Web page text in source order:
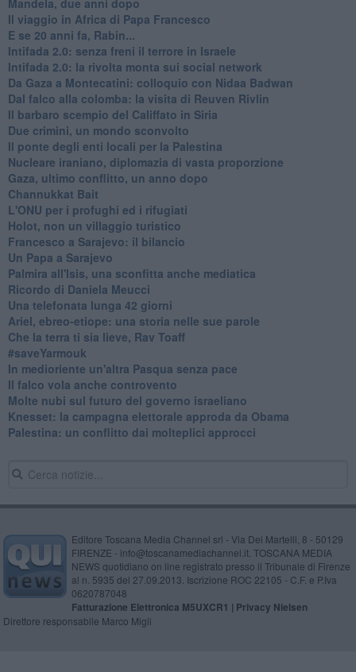
Il viaggio in Africa di Papa Francesco
E se 20 anni fa, Rabin...
Intifada 2.0: senza freni il terrore in Israele
Intifada 2.0: la rivolta monta sui social network
Da Gaza a Montecatini: colloquio con Nidaa Badwan
Dal falco alla colomba: la visita di Reuven Rivlin
Il barbaro scempio del Califfato in Siria
Due crimini, un mondo sconvolto
Il ponte degli enti locali per la Palestina
Nucleare iraniano, diplomazia di vasta proporzione
Gaza, ultimo conflitto, un anno dopo
Channukkat Bait
L'ONU per i profughi ed i rifugiati
Holot, non un villaggio turistico
Francesco a Sarajevo: il bilancio
Un Papa a Sarajevo
Palmira all'Isis, una sconfitta anche mediatica
Ricordo di Daniela Meucci
​Una telefonata lunga 42 giorni
​Ariel, ebreo-etiope: una storia nelle sue parole
Che la terra ti sia lieve, Rav Toaff
​#saveYarmouk
​In medioriente un'altra Pasqua senza pace
​Il falco vola anche controvento
Molte nubi sul futuro del governo israeliano
Knesset: la campagna elettorale approda da Obama
Palestina: un conflitto dai molteplici approcci
Editore Toscana Media Channel srl - Via Dei Martelli, 8 - 50129
FIRENZE - info@toscanamediachannel.it. TOSCANA MEDIA
NEWS quotidiano on line registrato presso il Tribunale di Firenze
al n. 5935 del 27.09.2013. Iscrizione ROC 22105 - C.F. e P.Iva
0620787048
Fatturazione Elettronica M5UXCR1 | Privacy Nielsen
Direttore responsabile Marco Migli